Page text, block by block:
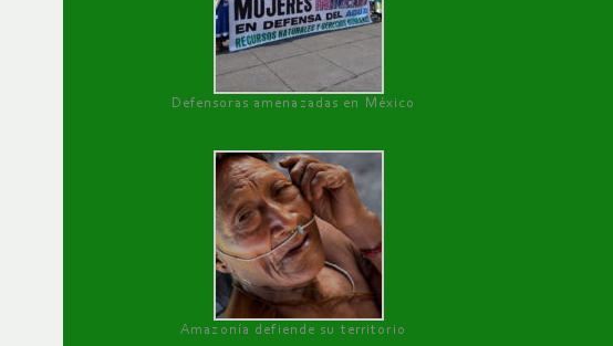
Defensoras amenazadas en México
Amazonía defiende su territorio